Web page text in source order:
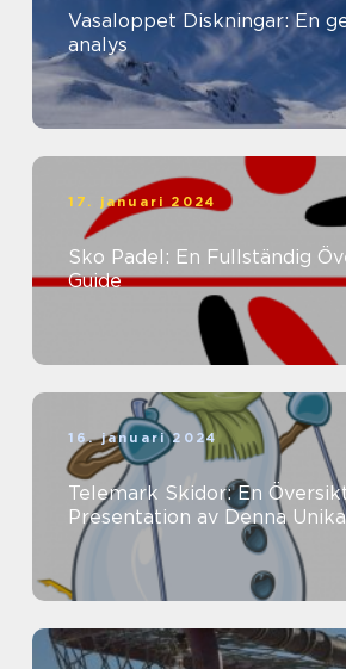
Vasaloppet Diskningar: En
analys
17. januari 2024
Sko Padel: En Fullständig
Guide
16. januari 2024
Telemark Skidor: En
Presentation av Denna